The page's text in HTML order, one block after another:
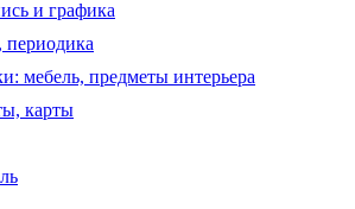
и графика
мебель, предметы интерьера
карты